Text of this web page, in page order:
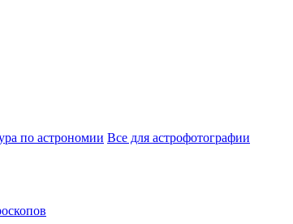
по астрономии Все для астрофотографии